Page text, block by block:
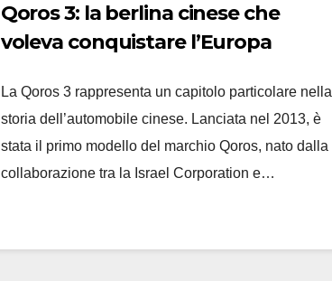
Qoros 3: la berlina cinese che
voleva conquistare l’Europa
La Qoros 3 rappresenta un capitolo particolare nella
storia dell’automobile cinese. Lanciata nel 2013, è
stata il primo modello del marchio Qoros, nato dalla
collaborazione tra la Israel Corporation e…